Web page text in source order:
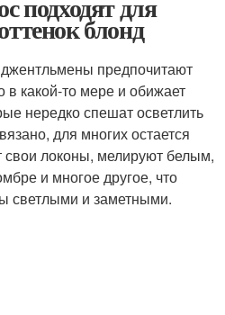
блонд
предпочитают
в какой-то мере и обижает
нередко спешат осветлить
для многих остается
свои локоны, мелируют белым,
и многое другое, что
светлыми и заметными.